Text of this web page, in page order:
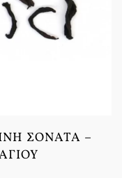
ΣΟΝΆΤΑ –